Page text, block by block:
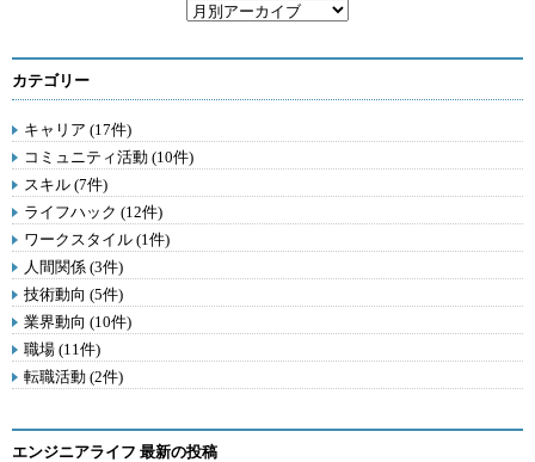
カテゴリー
キャリア (17件)
コミュニティ活動 (10件)
スキル (7件)
ライフハック (12件)
ワークスタイル (1件)
人間関係 (3件)
技術動向 (5件)
業界動向 (10件)
職場 (11件)
転職活動 (2件)
エンジニアライフ 最新の投稿